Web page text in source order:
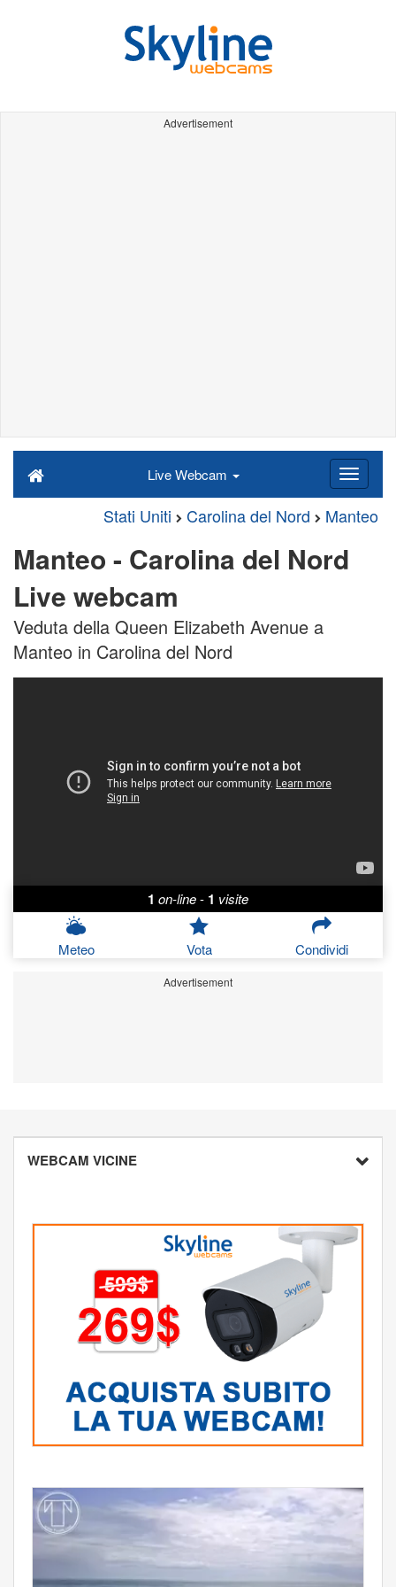
Advertisement
Live Webcam
Stati Uniti Carolina del Nord Manteo
Manteo - Carolina del Nord
Live webcam
Veduta della Queen Elizabeth Avenue a
Manteo in Carolina del Nord
1 on-line- 1 visite
Meteo Vota Condividi
Advertisement
WEBCAM VICINE